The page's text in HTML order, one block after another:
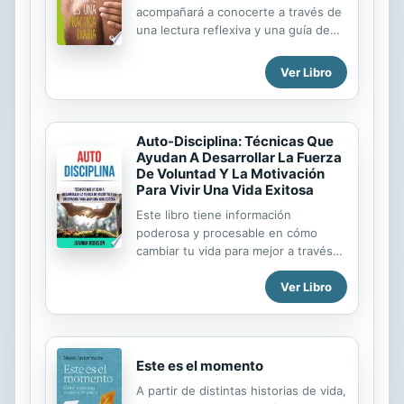
acompañará a conocerte a través de
una lectura reflexiva y una guía de
reconocer tu narrativa. ¿Qué te
estas diciendo constantemente?
¿Cuáles son tus creencias? ¿Cómo
te percibís? Ya que como nos
percibimos es lo que nos decimos y
esto define lo que atraemos. Por
esto la importancia de amarnos. En
su escrito nos plantea que si nos
definimos desde la escasez y nos
estamos diciendo todo el tiempo que
no podemos, que no somos
es lo que vibramos. Y por lo tanto lo
que creamos. Si querés cambiar...
Ver Libro
Auto-Disciplina: Técnicas Que
Ayudan A Desarrollar La Fuerza
De Voluntad Y La Motivación
Para Vivir Una Vida Exitosa
Este libro tiene información
poderosa y procesable en cómo
cambiar tu vida para mejor a través
de consejos efectivos para ser más
disciplinado. Diseñado como una
plantilla completa de auto disciplina,
fáciles y efectivas para construir el
estado mental correcto para que
construir una buena vida para ti
Ver Libro
Este es el momento
A partir de distintas historias de vida,